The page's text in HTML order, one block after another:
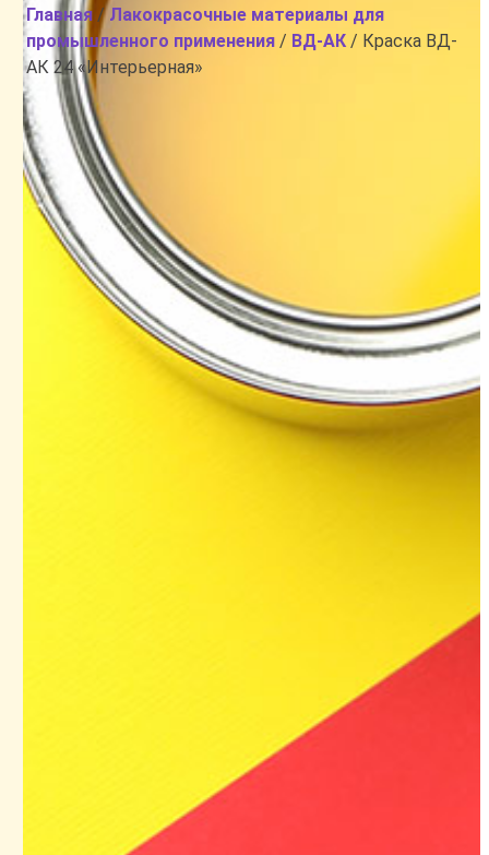
Главная /Лакокрасочные материалы для
промышленного применения / ВД-АК / Краска ВД-
АК 24 «Интерьерная»